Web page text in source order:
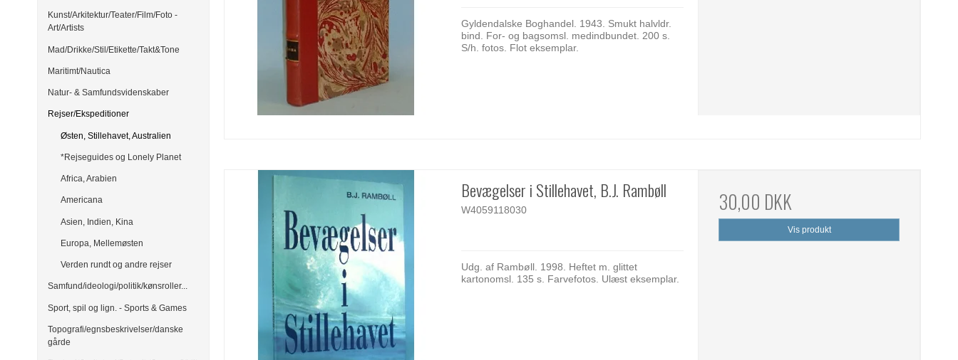
Kunst/Arkitektur/Teater/Film/Foto -
Art/Artists
Mad/Drikke/Stil/Etikette/Takt&Tone
Maritimt/Nautica
Natur- & Samfundsvidenskaber
Rejser/Ekspeditioner
Østen, Stillehavet, Australien
*Rejseguides og Lonely Planet
Africa, Arabien
Americana
Asien, Indien, Kina
Europa, Mellemøsten
Verden rundt og andre rejser
Samfund/ideologi/politik/kønsroller...
Sport, spil og lign. - Sports & Games
Topografi/egnsbeskrivelser/danske
gårde
Gyldendalske Boghandel. 1943. Smukt halvldr.
bind. For- og bagsomsl. medindbundet. 200 s.
S/h. fotos. Flot eksemplar.
Bevægelser i Stillehavet, B.J. Rambøll
W4059118030
Udg. af Rambøll. 1998. Heftet m. glittet
kartonomsl. 135 s. Farvefotos. Ulæst eksemplar.
30,00 DKK
Vis produkt